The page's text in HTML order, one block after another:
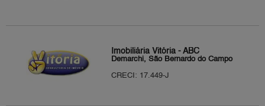
Imobiliária Vitória - ABC
Demarchi, São Bernardo do Campo
CRECI: 17.449-J